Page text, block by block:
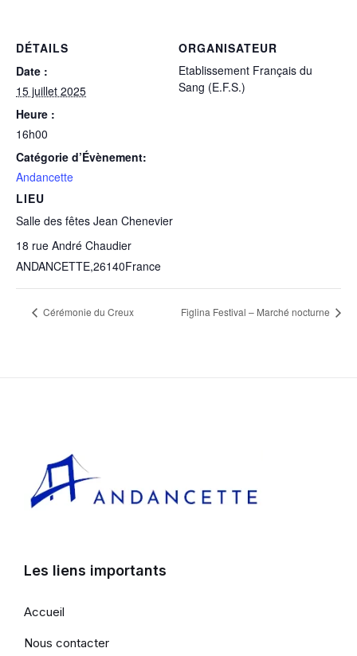
DÉTAILS
Date :
15 juillet 2025
Heure :
16h00
Catégorie d’Évènement:
Andancette
LIEU
Salle des fêtes Jean Chenevier
18 rue André Chaudier
ANDANCETTE,26140France
ORGANISATEUR
Etablissement Français du
Sang (E.F.S.)
Cérémonie du Creux Figlina Festival – Marché nocturne
Les liens importants
Accueil
Nous contacter